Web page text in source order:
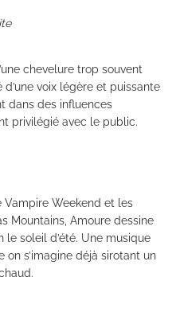
chevelure trop souvent
voix légère et puissante
dans des influences
privilégié avec le public.
Weekend et les
Mountains, Amoure dessine
soleil d’été. Une musique
s’imagine déjà sirotant un